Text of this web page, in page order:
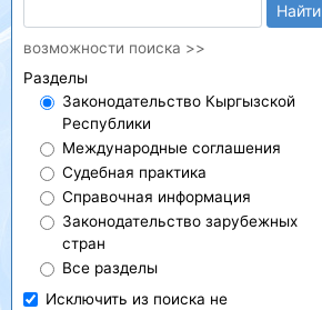
Найти
возможности поиска >>
Разделы
Законодательство Кыргызской
Республики
Международные соглашения
Судебная практика
Справочная информация
Законодательство зарубежных
стран
Все разделы
Исключить из поиска не